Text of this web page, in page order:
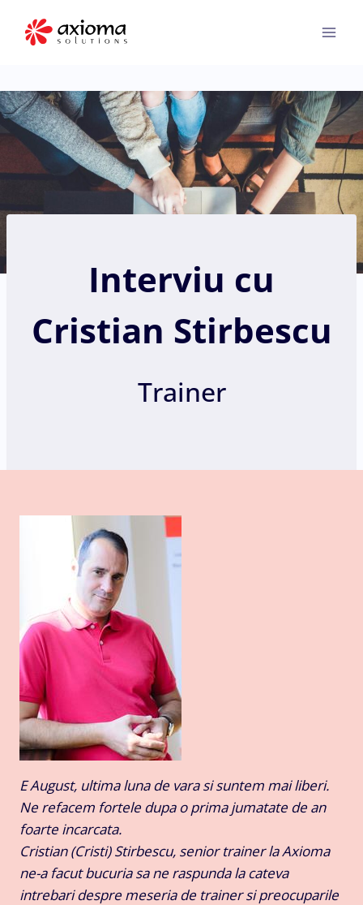
Interviu cu
Cristian Stirbescu
Trainer
E August, ultima luna de vara si suntem mai liberi.
Ne refacem fortele dupa o prima jumatate de an
foarte incarcata.
Cristian (Cristi) Stirbescu, senior trainer la Axioma
ne-a facut bucuria sa ne raspunda la cateva
intrebari despre meseria de trainer si preocuparile